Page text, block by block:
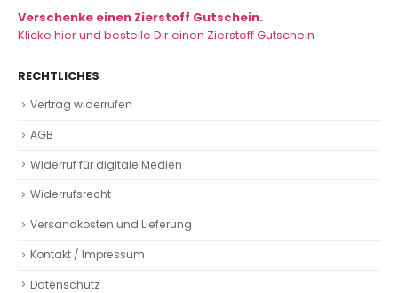
Verschenke einen Zierstoff Gutschein.
Klicke hier und bestelle Dir einen Zierstoff Gutschein
RECHTLICHES
Vertrag widerrufen
AGB
Widerruf für digitale Medien
Widerrufsrecht
Versandkosten und Lieferung
Kontakt / Impressum
Datenschutz